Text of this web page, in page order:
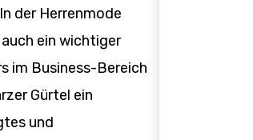
der Herrenmode
ein wichtiger
im Business-Bereich
Gürtel ein
und